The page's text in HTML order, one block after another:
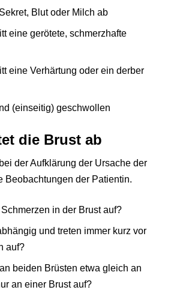
Blut oder Milch ab
eine gerötete, schmerzhafte
eine Verhärtung oder ein derber
(einseitig) geschwollen
die Brust ab
der Aufklärung der Ursache der
Beobachtungen der Patientin.
in der Brust auf?
und treten immer kurz vor
auf?
beiden Brüsten etwa gleich an
an einer Brust auf?